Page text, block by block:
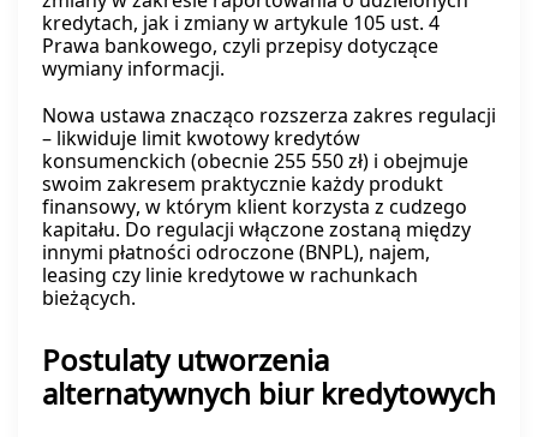
kredytach, jak i zmiany w artykule 105 ust. 4
Prawa bankowego, czyli przepisy dotyczące
wymiany informacji.
Nowa ustawa znacząco rozszerza zakres regulacji
– likwiduje limit kwotowy kredytów
konsumenckich (obecnie 255 550 zł) i obejmuje
swoim zakresem praktycznie każdy produkt
finansowy, w którym klient korzysta z cudzego
kapitału. Do regulacji włączone zostaną między
innymi płatności odroczone (BNPL), najem,
leasing czy linie kredytowe w rachunkach
bieżących.
Postulaty utworzenia
alternatywnych biur kredytowych